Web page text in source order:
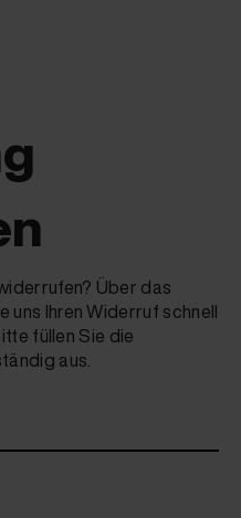
Über das
uns Ihren Widerruf schnell
füllen Sie die
aus.